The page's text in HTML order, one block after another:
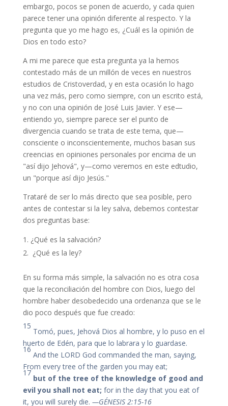
embargo, pocos se ponen de acuerdo, y cada quien
parece tener una opinión diferente al respecto. Y la
pregunta que yo me hago es, ¿Cuál es la opinión de
Dios en todo esto?
A mi me parece que esta pregunta ya la hemos
contestado más de un millón de veces en nuestros
estudios de Cristoverdad, y en esta ocasión lo hago
una vez más, pero como siempre, con un escrito está,
y no con una opinión de José Luis Javier. Y ese—
entiendo yo, siempre parece ser el punto de
divergencia cuando se trata de este tema, que—
consciente o inconscientemente, muchos basan sus
creencias en opiniones personales por encima de un
"así dijo Jehová", y—como veremos en este edtudio,
un "porque así dijo Jesús."
Trataré de ser lo más directo que sea posible, pero
antes de contestar si la ley salva, debemos contestar
dos preguntas base:
¿Qué es la salvación?
¿Qué es la ley?
En su forma más simple, la salvación no es otra cosa
que la reconciliación del hombre con Dios, luego del
hombre haber desobedecido una ordenanza que se le
dio poco después que fue creado:
15
Tomó, pues, Jehová Dios al hombre, y lo puso en el
huerto de Edén, para que lo labrara y lo guardase.
16
And the LORD God commanded the man, saying,
From every tree of the garden you may eat;
17
but of the tree of the knowledge of good and
evil you shall not eat; for in the day that you eat of
it, you will surely die. —GÉNESIS 2:15-16